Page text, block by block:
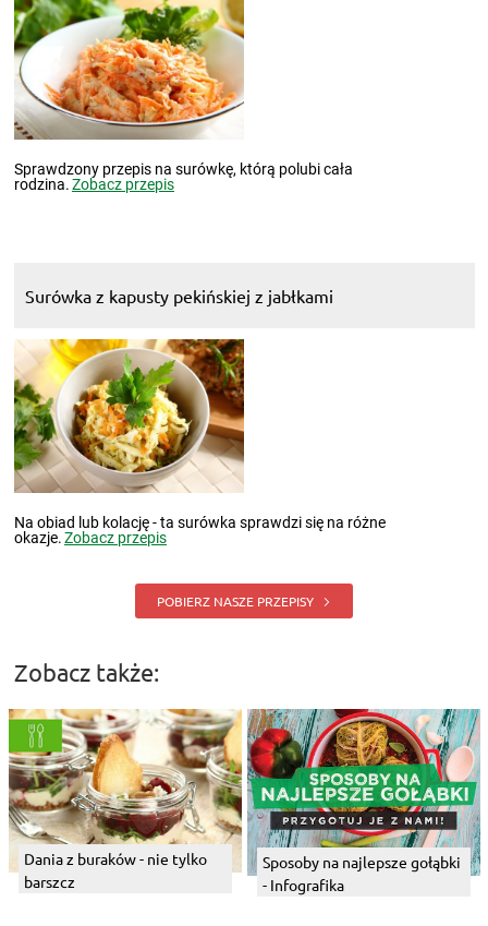
Sprawdzony przepis na surówkę, którą polubi cała
rodzina.Zobacz przepis
Surówka z kapusty pekińskiej z jabłkami
Na obiad lub kolację - ta surówka sprawdzi się na różne
okazje.Zobacz przepis
POBIERZ NASZE PRZEPISY
Zobacz także:
Dania z buraków - nie tylko
barszcz
Sposoby na najlepsze gołąbki
- Infografika